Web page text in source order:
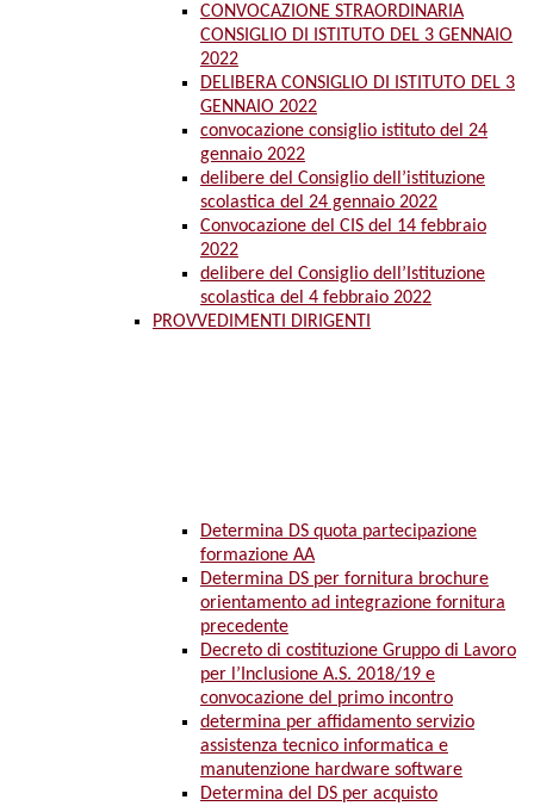
CONVOCAZIONE STRAORDINARIA
CONSIGLIO DI ISTITUTO DEL 3 GENNAIO
2022
DELIBERA CONSIGLIO DI ISTITUTO DEL 3
GENNAIO 2022
convocazione consiglio istituto del 24
gennaio 2022
delibere del Consiglio dell’istituzione
scolastica del 24 gennaio 2022
Convocazione del CIS del 14 febbraio
2022
delibere del Consiglio dell’Istituzione
scolastica del 4 febbraio 2022
PROVVEDIMENTI DIRIGENTI
Determina DS quota partecipazione
formazione AA
Determina DS per fornitura brochure
orientamento ad integrazione fornitura
precedente
Decreto di costituzione Gruppo di Lavoro
per l’Inclusione A.S. 2018/19 e
convocazione del primo incontro
determina per affidamento servizio
assistenza tecnico informatica e
manutenzione hardware software
Determina del DS per acquisto